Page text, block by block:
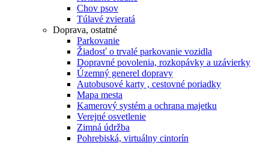
Chov psov
Túlavé zvieratá
Doprava, ostatné
Parkovanie
Žiadosť o trvalé parkovanie vozidla
Dopravné povolenia, rozkopávky a uzávierky
Územný generel dopravy
Autobusové karty , cestovné poriadky
Mapa mesta
Kamerový systém a ochrana majetku
Verejné osvetlenie
Zimná údržba
Pohrebiská, virtuálny cintorín